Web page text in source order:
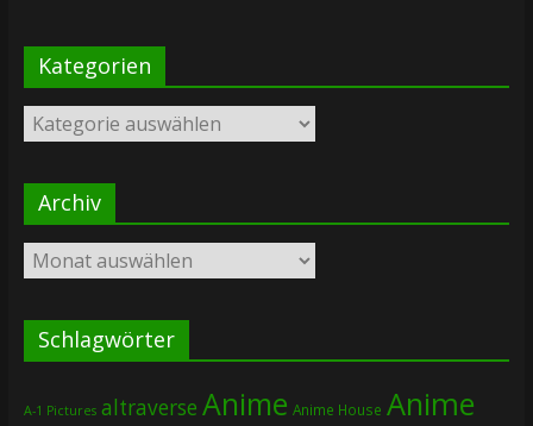
Kategorien
Kategorien
Archiv
Archiv
Schlagwörter
A-1 Pictures altraverse Anime Anime House Anime